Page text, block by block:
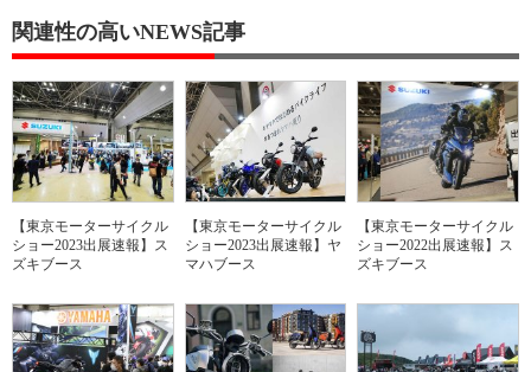
関連性の高いNEWS記事
【東京モーターサイクル
ショー2023出展速報】ス
ズキブース
【東京モーターサイクル
ショー2023出展速報】ヤ
マハブース
【東京モーターサイクル
ショー2022出展速報】ス
ズキブース